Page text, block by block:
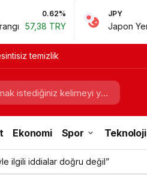
0.01%
Japon Yeni 0,00 TRY
temizlik
Ekonomi Spor Teknoloji
ilgili iddialar doğru değil”